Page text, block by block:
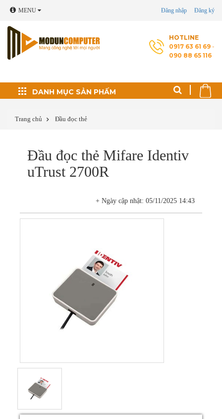
MENU
Thủ thuật máy tính
mềm theo yêu cầu
Cứu dữ liệu - Phục
Sửa laptop
Sửa VGA (Card
laptop
Thay màn hình
Đăng ký
Đăng nhập
HOTLINE
0917 63 61 69 -
090 88 65 116
DANH MỤC SẢN PHẤM
Trang chủ Đầu đọc thẻ
Đầu đọc thẻ Mifare Identiv
uTrust 2700R
+ Ngày cập nhật: 05/11/2025 14:43